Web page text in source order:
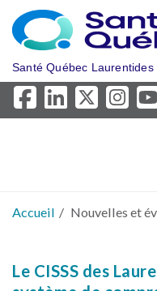
Aller au menu principal
Santé Québec Laurentides
Accueil Nouvelles et
Le CISSS des